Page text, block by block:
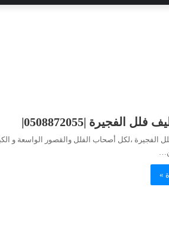
الفجيرة |0508872055|
الفجيرة ،لكل أصحاب الفلل والقصور الواسعة و
»